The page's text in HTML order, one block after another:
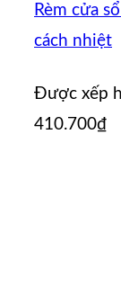
Rèm cửa
cách nhiệt
Được xếp
410.700₫